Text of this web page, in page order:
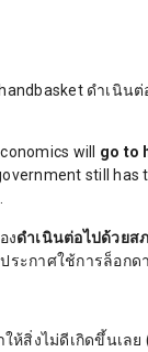
ดำเนิน
will
go to
still has
งดำเนินต่อไปด้วยส
ระกาศใช้การล็อกด
ให้สิ่งไม่ดีเกิดขึ้นเล